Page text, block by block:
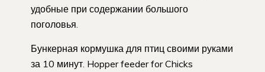
удобные при содержании большого
поголовья.
Бункерная кормушка для птиц своими руками
за 10 минут. Hopper feeder for Chicks